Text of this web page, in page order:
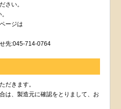
さい。
ージは
先:045-714-0764
だきます。
は、製造元に確認をとりまして、お